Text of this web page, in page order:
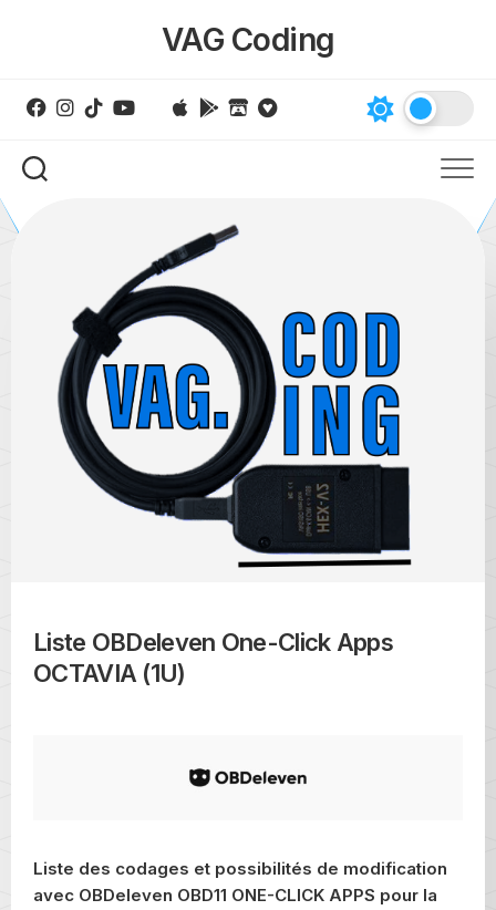
VAG Coding
Liste OBDeleven One-Click Apps
OCTAVIA (1U)
Liste des codages et possibilités de modification
avec OBDeleven OBD11 ONE-CLICK APPS pour la